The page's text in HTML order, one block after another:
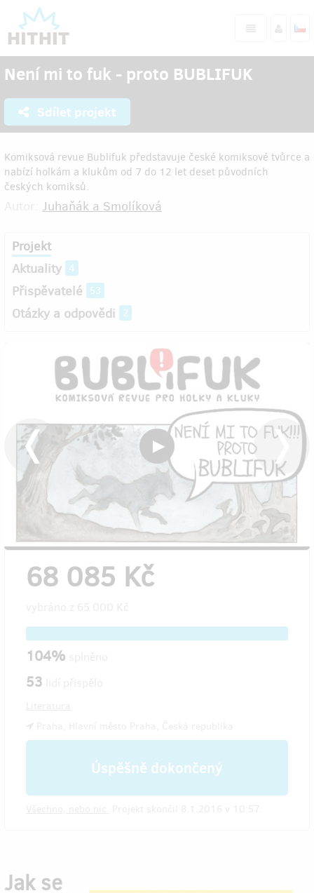
Není mi to fuk - proto BUBLIFUK
Sdílet projekt
Komiksová revue Bublifuk představuje české komiksové tvůrce a
nabízí holkám a klukům od 7 do 12 let deset původních
českých komiksů.
Juhaňák a Smolíková
Projekt
Aktuality 4
Přispěvatelé 53
Otázky a odpovědi 2
68 085 Kč
104%
53
Úspěšně dokončený
Jak se